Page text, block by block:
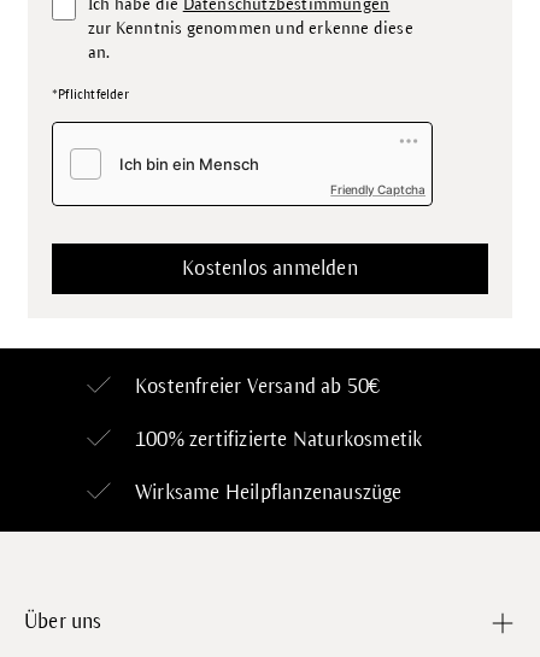
Ich habe die Datenschutzbestimmungen
zur Kenntnis genommen und erkenne diese
an.
*Pflichtfelder
Friendly Captcha
Kostenfreier Versand ab 50€
100% zertifizierte Naturkosmetik
Wirksame Heilpflanzenauszüge
Über uns